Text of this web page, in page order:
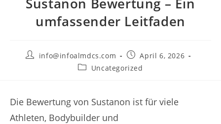
umfassender Leitfaden
Postinfo@infoalmdcs.com
Post
published:
April 6, 2026
PostUncategorized
Die Bewertung von Sustanon ist für viele
Athleten, Bodybuilder und